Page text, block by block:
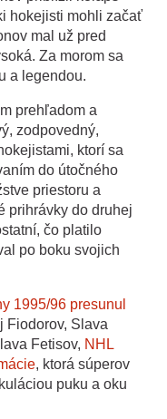
hokejisti mohli začať
mal už pred
Za morom sa
a legendou.
prehľadom a
zodpovedný,
ktorí sa
do útočného
priestoru a
prihrávky do druhej
čo platilo
po boku svojich
1995/96 presunul
Fiodorov, Slava
Fetisov, NHL
, ktorá súperov
puku a oku